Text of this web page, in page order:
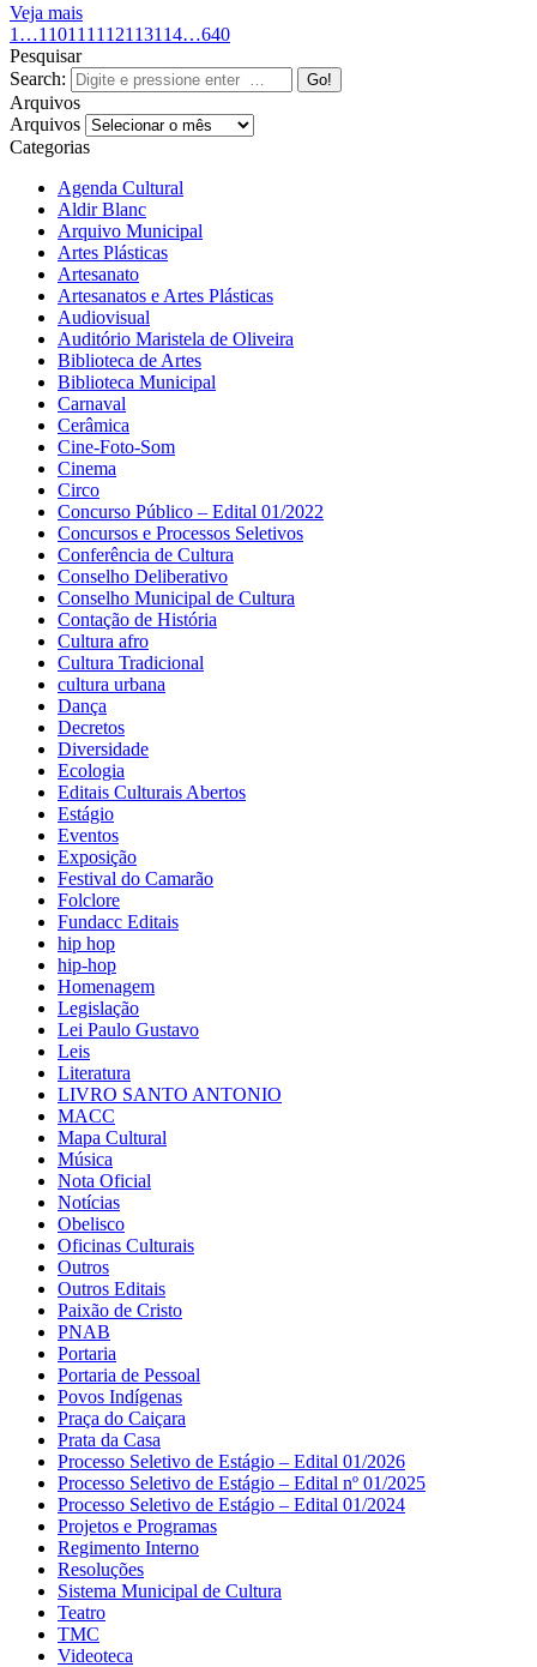
Veja mais
1 …110111 112113114…640
Pesquisar
Search:
Arquivos
Arquivos
Categorias
Agenda Cultural
Aldir Blanc
Arquivo Municipal
Artes Plásticas
Artesanato
Artesanatos e Artes Plásticas
Audiovisual
Auditório Maristela de Oliveira
Biblioteca de Artes
Biblioteca Municipal
Carnaval
Cerâmica
Cine-Foto-Som
Cinema
Circo
Concurso Público – Edital 01/2022
Concursos e Processos Seletivos
Conferência de Cultura
Conselho Deliberativo
Conselho Municipal de Cultura
Contação de História
Cultura afro
Cultura Tradicional
cultura urbana
Dança
Decretos
Diversidade
Ecologia
Editais Culturais Abertos
Estágio
Eventos
Exposição
Festival do Camarão
Folclore
Fundacc Editais
hip hop
hip-hop
Homenagem
Legislação
Lei Paulo Gustavo
Leis
Literatura
LIVRO SANTO ANTONIO
MACC
Mapa Cultural
Música
Nota Oficial
Notícias
Obelisco
Oficinas Culturais
Outros
Outros Editais
Paixão de Cristo
PNAB
Portaria
Portaria de Pessoal
Povos Indígenas
Praça do Caiçara
Prata da Casa
Processo Seletivo de Estágio – Edital 01/2026
Processo Seletivo de Estágio – Edital nº 01/2025
Processo Seletivo de Estágio – Edital 01/2024
Projetos e Programas
Regimento Interno
Resoluções
Sistema Municipal de Cultura
Teatro
TMC
Videoteca